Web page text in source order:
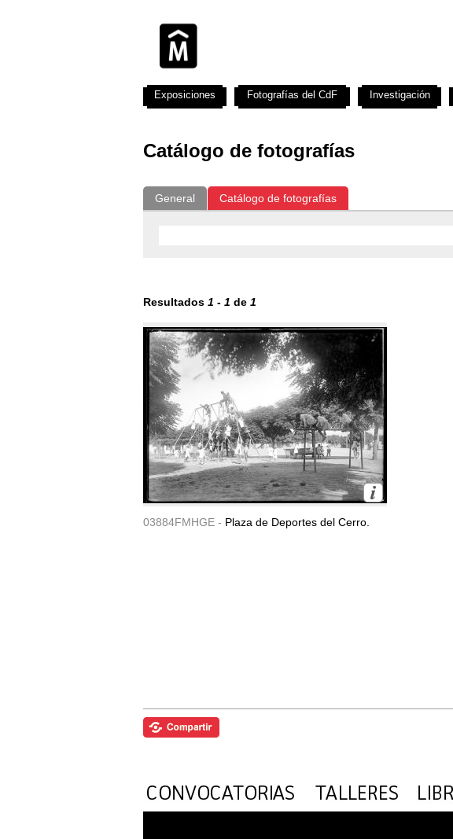
Catálogo de fotografías
General Catálogo de fotografías
Resultados 1 - 1 de 1
03884FMHGE - Plaza de Deportes del Cerro.
Exposiciones Fotografías del CdF Investigación